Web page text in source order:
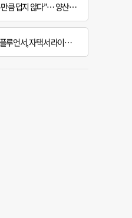
양산시, 기상청에 관측장비 이동 요청
자택서 라이브 방송 중 사망